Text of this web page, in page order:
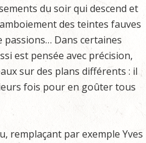
du soir qui descend et
des teintes fauves
Dans certaines
est pensée avec précision,
sur des plans différents : il
fois pour en goûter tous
remplaçant par exemple Yves